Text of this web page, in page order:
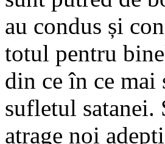
au condus și
totul pentru
din ce în ce mai
sufletul satanei.
atrage noi